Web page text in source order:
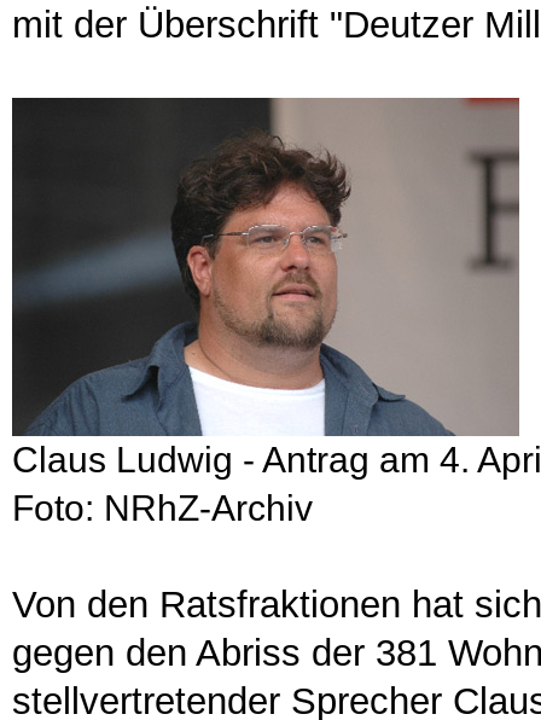
mit der Überschrift "Deutzer
Claus Ludwig - Antrag am 4.
Foto: NRhZ-Archiv
Von den Ratsfraktionen hat
gegen den Abriss der 381
stellvertretender Sprecher